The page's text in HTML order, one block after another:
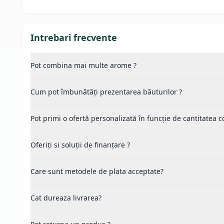
Intrebari frecvente
Pot combina mai multe arome ?
Cum pot îmbunătăți prezentarea băuturilor ?
Pot primi o ofertă personalizată în funcție de cantitatea
Oferiți si soluții de finanțare ?
Care sunt metodele de plata acceptate?
Cat dureaza livrarea?